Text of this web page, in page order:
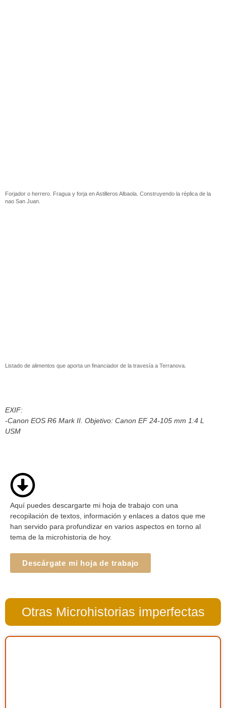
Forjador o herrero. Fragua y forja en Astilleros Albaola. Construyendo la réplica de la
nao San Juan.
Listado de alimentos que aporta un financiador de la travesía a Terranova.
EXIF:
-Canon EOS R6 Mark II. Objetivo: Canon EF 24-105 mm 1:4 L
USM
Aquí puedes descargarte mi hoja de trabajo con una
recopilación de textos, información y enlaces a datos que me
han servido para profundizar en varios aspectos en torno al
tema de la microhistoria de hoy.
Descárgate mi hoja de trabajo
Otras Microhistorias imperfectas